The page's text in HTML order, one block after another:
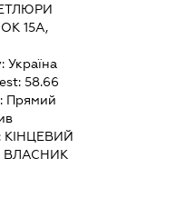
15А,
Україна
58.66
Прямий
КІНЦЕВИЙ
ВЛАСНИК